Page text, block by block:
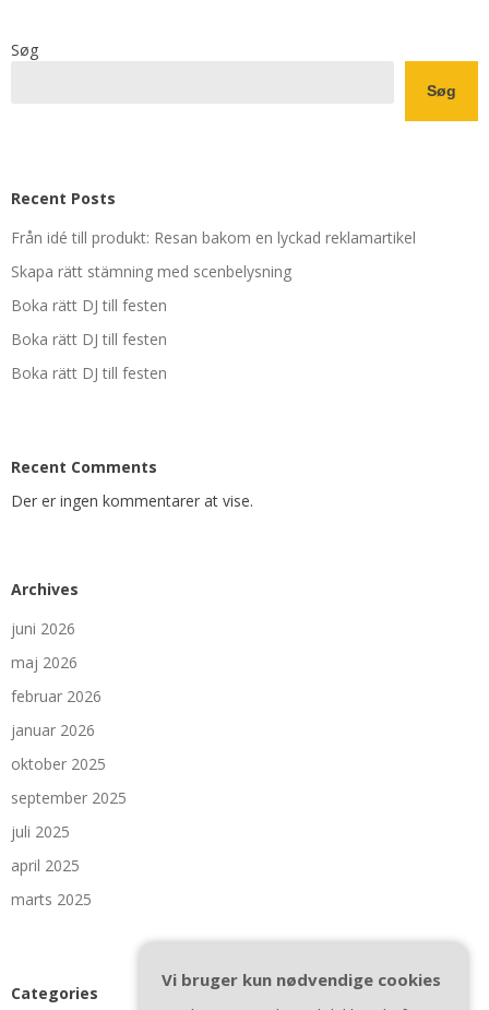
Søg
Søg
Recent Posts
Från idé till produkt: Resan bakom en lyckad reklamartikel
Skapa rätt stämning med scenbelysning
Boka rätt DJ till festen
Boka rätt DJ till festen
Boka rätt DJ till festen
Recent Comments
Der er ingen kommentarer at vise.
Archives
juni 2026
maj 2026
februar 2026
januar 2026
oktober 2025
september 2025
juli 2025
april 2025
marts 2025
Categories
Vi bruger kun nødvendige cookies